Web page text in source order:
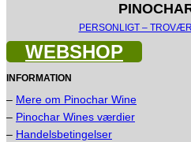
PERSONLIGT –
WEBSHOP
INFORMATION
– Mere om Pinochar Wine
– Pinochar Wines værdier
– Handelsbetingelser